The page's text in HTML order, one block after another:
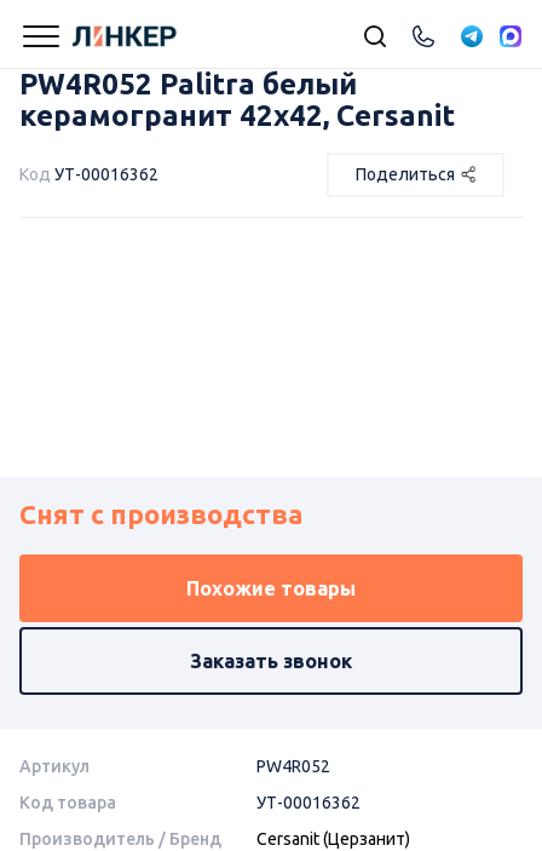
PW4R052 Palitra белый
керамогранит 42х42, Cersanit
Код УТ-00016362 Поделиться
Снят с производства
Похожие товары
Заказать звонок
Артикул
PW4R052
Код товара
УТ-00016362
Производитель / Бренд
Cersanit (Церзанит)